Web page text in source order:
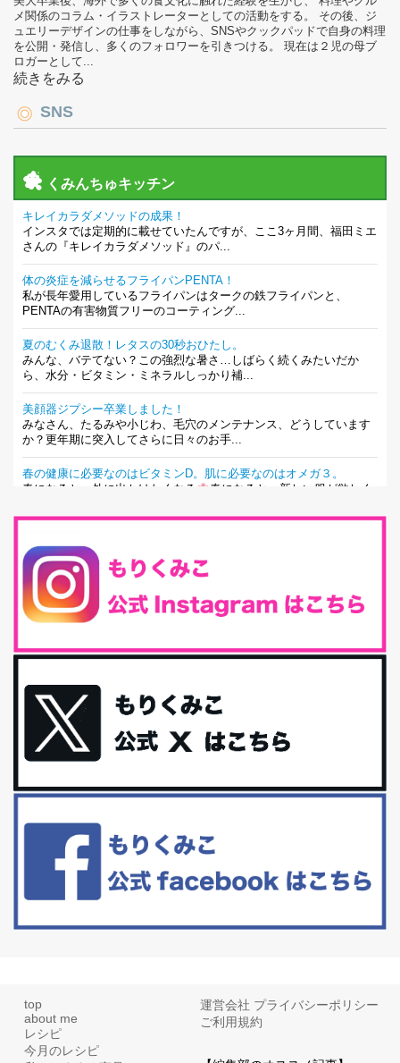
メ関係のコラム・イラストレーターとしての活動をする。 その後、ジ
ュエリーデザインの仕事をしながら、SNSやクックパッドで自身の料理
を公開・発信し、多くのフォロワーを引きつける。 現在は２児の母ブ
ロガーとして...
続きをみる
SNS
くみんちゅキッチン
キレイカラダメソッドの成果！
インスタでは定期的に載せていたんですが、ここ3ヶ月間、福田ミエ
さんの『キレイカラダメソッド』のパ...
体の炎症を減らせるフライパンPENTA！
私が長年愛用しているフライパンはタークの鉄フライパンと、
PENTAの有害物質フリーのコーティング...
夏のむくみ退散！レタスの30秒おひたし。
みんな、バテてない？この強烈な暑さ…しばらく続くみたいだか
ら、水分・ビタミン・ミネラルしっかり補...
美顔器ジプシー卒業しました！
みなさん、たるみや小じわ、毛穴のメンテナンス、どうしています
か？更年期に突入してさらに日々のお手...
春の健康に必要なのはビタミンD。肌に必要なのはオメガ３。
春になると、外に出かけたくなる
春になると、新しい服が欲しく
最近、グラノーラ迷子になっていた私です。が、と〜〜〜っても美
味しくて栄養たっぷりのグラノーラを発...
腸活は「食事」だけだと思っていませんか？私の腸活完全版！
腸内環境を整えることは、健康維持の中でいっちばん大事！だと私
最近お風呂上がりの炭酸水をシリカシリカにしているんだけど確か
に髪と爪が丈夫になった気がする。炭酸...
体に優しい、私のふるさと納税５選。
今回は、最近毎回定期的に購入している「楽天ふるさと納税」の返
礼品トップ５を紹介します。今までいろ...
更年期を穏やかに乗りきるために今できる５つのこと。
といった更年期症状はまだ...
top
about me
レシピ
今月のレシピ
運営会社 プライバシーポリシー
ご利用規約